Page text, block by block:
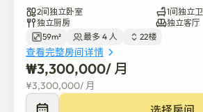
• 完整选项，品牌办公楼。
• 距仁川地铁1号线国际商务区站仅1分
• 如果您乘坐大楼的电梯，可以直接从
站。
• 综合体前面有前往首尔站、新村和江
因此往返其他地区的通勤非常方便。
2间独立卧室
1间独立
独立厨房
独立客厅
59m²
最多 4 人 22楼
查看完整房间详情
₩3,300,000/ 月
¥3,300,000/ 月